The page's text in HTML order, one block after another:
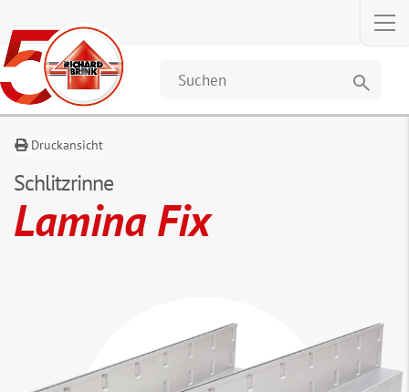
search
Druckansicht
Schlitzrinne
Lamina Fix
Daten